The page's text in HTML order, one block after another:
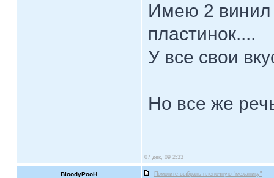
Имею 2 винил
пластинок....
У все свои
Но все же
07 дек, 09 2:33
BloodyPooH Помогите выбрать пленочную "механику"